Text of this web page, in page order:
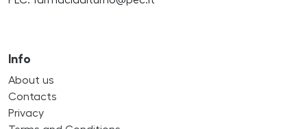
Info
About us
Contacts
Privacy